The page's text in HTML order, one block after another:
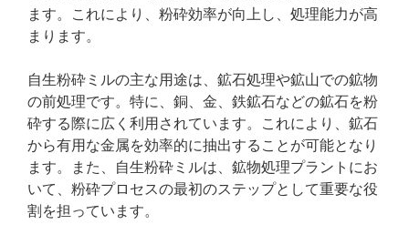
ます。これにより、粉砕効率が向上し、処理能力が高
まります。
自生粉砕ミルの主な用途は、鉱石処理や鉱山での鉱物
の前処理です。特に、銅、金、鉄鉱石などの鉱石を粉
砕する際に広く利用されています。これにより、鉱石
から有用な金属を効率的に抽出することが可能となり
ます。また、自生粉砕ミルは、鉱物処理プラントにお
いて、粉砕プロセスの最初のステップとして重要な役
割を担っています。